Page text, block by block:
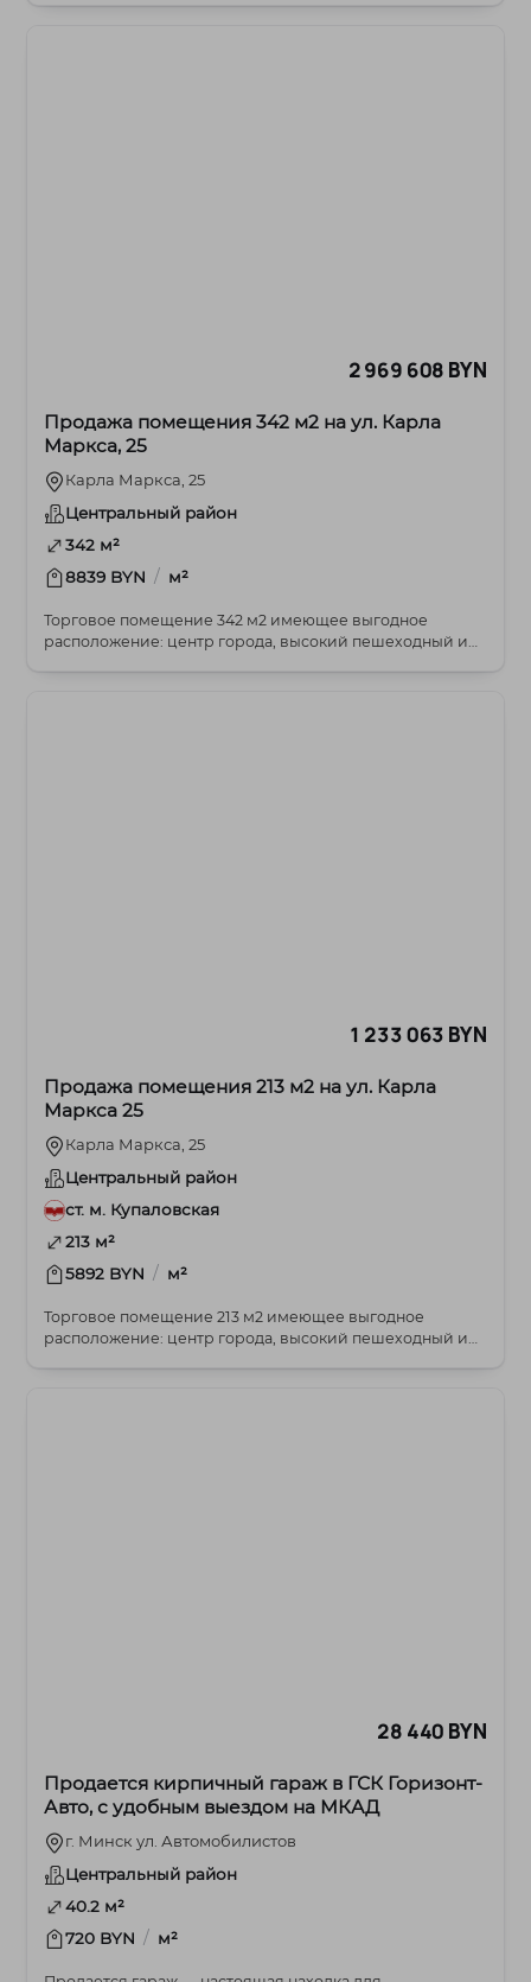
2 969 608 BYN
Продажа помещения 342 м2 на ул. Карла
Маркса, 25
Карла Маркса, 25
Центральный район
342 м²
8839 BYN / м²
Торговое помещение 342 м2 имеющее выгодное
расположение: центр города, высокий пешеходный и
1 233 063 BYN
Продажа помещения 213 м2 на ул. Карла
Маркса 25
Карла Маркса, 25
Центральный район
ст. м. Купаловская
213 м²
5892 BYN / м²
Торговое помещение 213 м2 имеющее выгодное
расположение: центр города, высокий пешеходный и
28 440 BYN
Продается кирпичный гараж в ГСК Горизонт-
Авто, с удобным выездом на МКАД
г. Минск ул. Автомобилистов
Центральный район
40.2 м²
720 BYN / м²